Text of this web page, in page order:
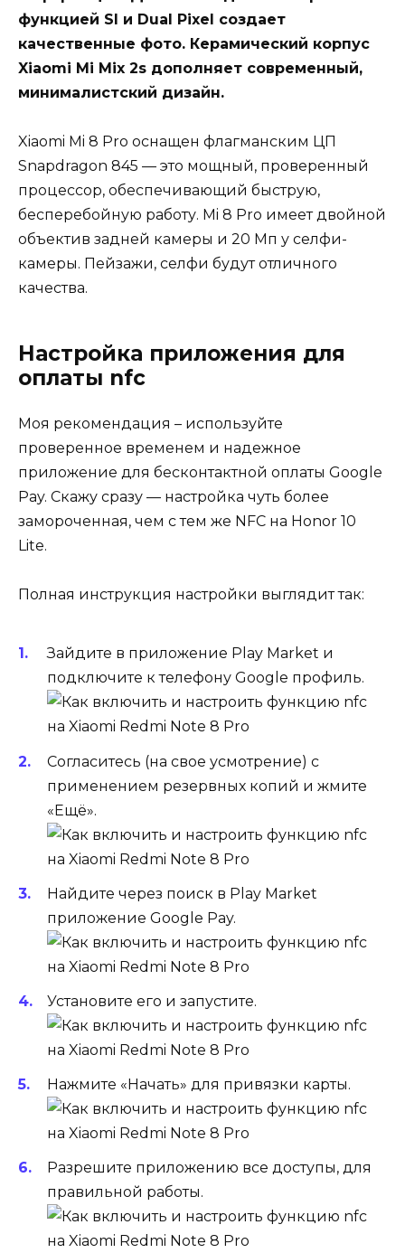
функцией SI и Dual Pixel создает
качественные фото. Керамический корпус
Xiaomi Mi Mix 2s дополняет современный,
минималистский дизайн.
Xiaomi Mi 8 Pro оснащен флагманским ЦП
Snapdragon 845 — это мощный, проверенный
процессор, обеспечивающий быструю,
бесперебойную работу. Mi 8 Pro имеет двойной
объектив задней камеры и 20 Мп у селфи-
камеры. Пейзажи, селфи будут отличного
качества.
Настройка приложения для
оплаты nfc
Моя рекомендация – используйте
проверенное временем и надежное
приложение для бесконтактной оплаты Google
Pay. Скажу сразу — настройка чуть более
замороченная, чем с тем же NFC на Honor 10
Lite.
Полная инструкция настройки выглядит так:
Зайдите в приложение Play Market и
подключите к телефону Google профиль.
Согласитесь (на свое усмотрение) с
применением резервных копий и жмите
«Ещё».
Найдите через поиск в Play Market
приложение Google Pay.
Установите его и запустите.
Нажмите «Начать» для привязки карты.
Разрешите приложению все доступы, для
правильной работы.